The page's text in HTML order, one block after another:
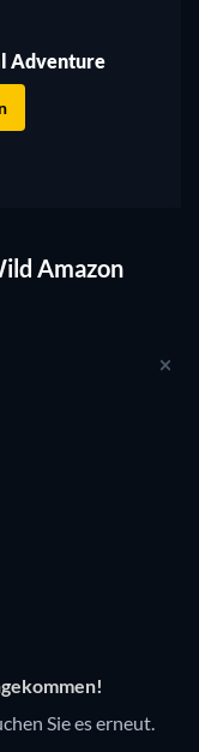
Adventure
Amazon
Sie es erneut.